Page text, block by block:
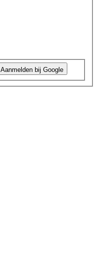
Aanmelden bij Google